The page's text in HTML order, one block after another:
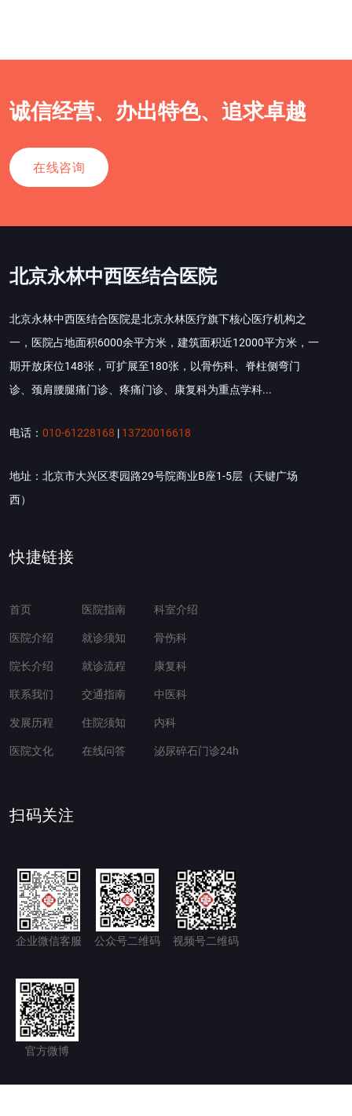
诚信经营、办出特色、追求卓越
在线咨询
北京永林中西医结合医院
北京永林中西医结合医院是北京永林医疗旗下核心医疗机构之
一，医院占地面积6000余平方米，建筑面积近12000平方米，一
期开放床位148张，可扩展至180张，以骨伤科、脊柱侧弯门
诊、颈肩腰腿痛门诊、疼痛门诊、康复科为重点学科...
电话： 010-61228168 | 13720016618
地址：北京市大兴区枣园路29号院商业B座1-5层（天键广场
西）
快捷链接
首页
医院介绍
院长介绍
联系我们
发展历程
医院文化
医院指南
就诊须知
就诊流程
交通指南
住院须知
在线问答
科室介绍
骨伤科
康复科
中医科
内科
泌尿碎石门诊24h
扫码关注
企业微信客服 公众号二维码 视频号二维码
官方微博